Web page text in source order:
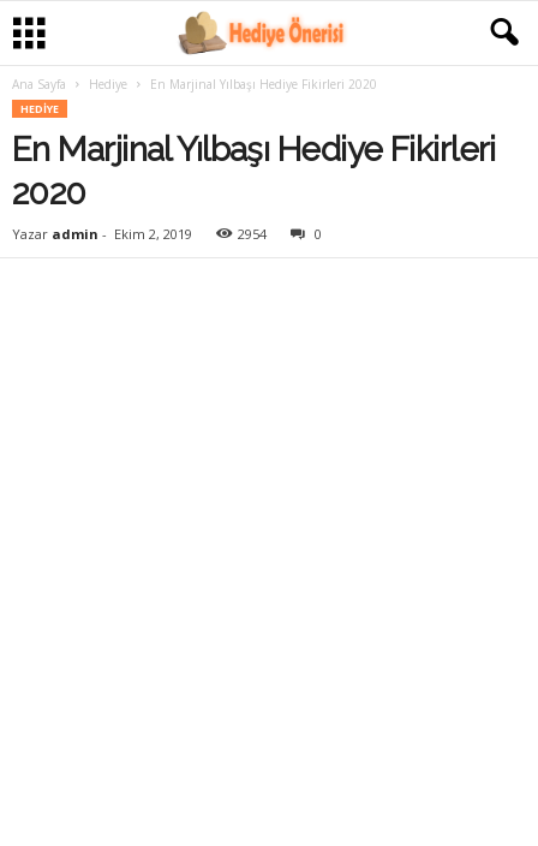
Ana Sayfa Hediye En Marjinal Yılbaşı Hediye Fikirleri 2020
HEDIYE
En Marjinal Yılbaşı Hediye Fikirleri
2020
Yazar admin - Ekim 2, 2019 2954 0